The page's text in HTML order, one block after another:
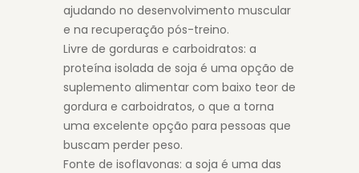
ajudando no desenvolvimento muscular
e na recuperação pós-treino.
Livre de gorduras e carboidratos: a
proteína isolada de soja é uma opção de
suplemento alimentar com baixo teor de
gordura e carboidratos, o que a torna
uma excelente opção para pessoas que
buscam perder peso.
Fonte de isoflavonas: a soja é uma das